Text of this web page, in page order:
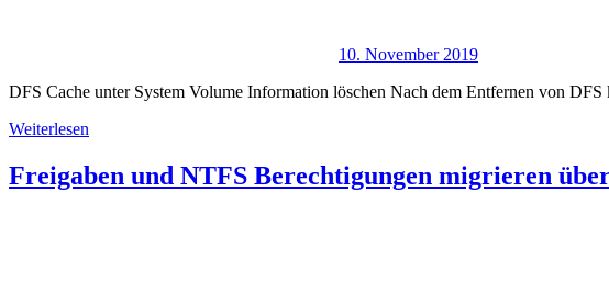
10. November 2019
DFS Cache unter System Volume Information löschen Nach dem Entfernen von
Weiterlesen
Freigaben und NTFS Berechtigungen migrieren